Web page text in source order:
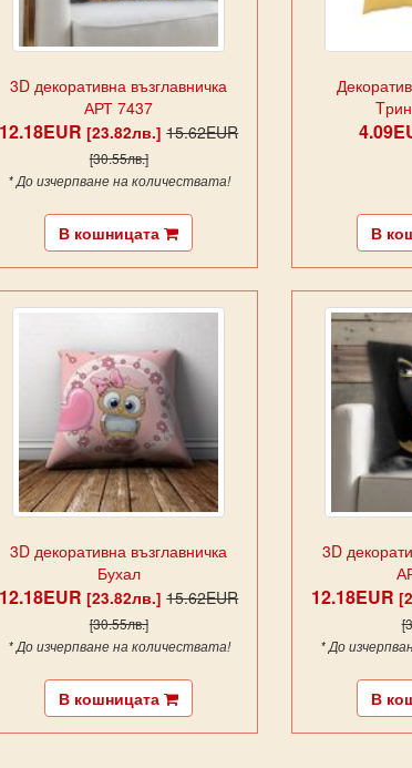
3D декоративна възглавничка
АРТ 7437
12.18EUR[23.82лв.] 15.62EUR
[30.55лв.]
* До изчерпване на количествата!
В кошницата В
3D декоративна възглавничка
Бухал
12.18EUR[23.82лв.] 15.62EUR
[30.55лв.]
* До изчерпване на количествата!
В кошницата
3D
12.18EUR
* До
В